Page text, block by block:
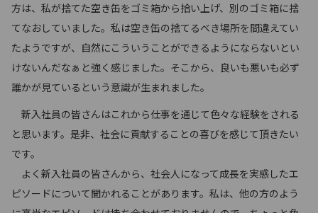
方は、私が捨てた空き缶をゴミ箱から拾い上げ、別のゴミ箱に捨
てなおしていました。私は空き缶の捨てるべき場所を間違えてい
たようですが、自然にこういうことができるようにならないとい
けないんだなぁと強く感じました。そこから、良いも悪いも必ず
誰かが見ているという意識が生まれました。
新入社員の皆さんはこれから仕事を通じて色々な経験をされる
と思います。是非、社会に貢献することの喜びを感じて頂きたい
です。
よく新入社員の皆さんから、社会人になって成長を実感したエ
ピソードについて聞かれることがあります。私は、他の方のよう